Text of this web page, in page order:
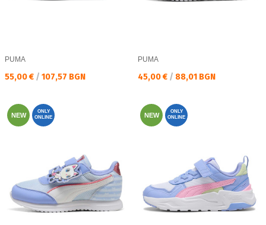
PUMA
Текуща цена:
55,00 € / 107,57 BGN
PUMA
Текуща цена:
45,00 € / 88,01 BGN
NEW
ONLY
ONLINE
NEW
ONLY
ONLINE